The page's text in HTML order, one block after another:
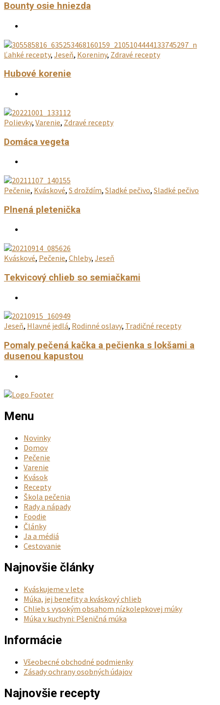
Bounty osie hniezda
Ľahké recepty, Jeseň, Koreniny, Zdravé recepty
Hubové korenie
Polievky, Varenie, Zdravé recepty
Domáca vegeta
Pečenie, Kváskové, S droždím, Sladké pečivo, Sladké pečivo
Plnená pletenička
Kváskové, Pečenie, Chleby, Jeseň
Tekvicový chlieb so semiačkami
Jeseň, Hlavné jedlá, Rodinné oslavy, Tradičné recepty
Pomaly pečená kačka a pečienka s lokšami a
dusenou kapustou
Menu
Novinky
Domov
Pečenie
Varenie
Kvások
Recepty
Škola pečenia
Rady a nápady
Foodie
Články
Ja a médiá
Cestovanie
Najnovšie články
Kváskujeme v lete
Múka, jej benefity a kváskový chlieb
Chlieb s vysokým obsahom nízkolepkovej múky
Múka v kuchyni: Pšeničná múka
Informácie
Všeobecné obchodné podmienky
Zásady ochrany osobných údajov
Najnovšie recepty